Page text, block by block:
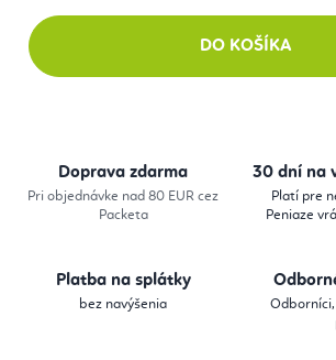
DO KOŠÍKA
Doprava zdarma
Pri objednávke nad 80 EUR cez
Packeta
30 dní na
Platí pre
Peniaze
Platba na splátky
bez navýšenia